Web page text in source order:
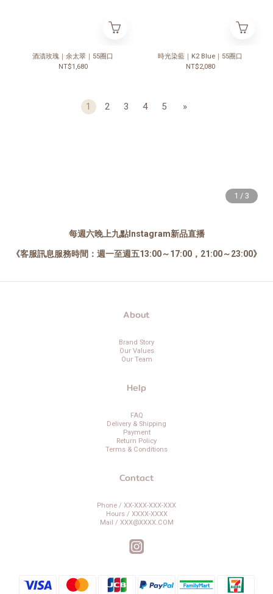
酒漬玫瑰｜余太翠｜55圈口
NT$1,680
時光染藍｜K2 Blue｜55圈口
NT$2,080
1 2 3 4 5 »
每週六晚上九點Instagram新品直播
《客服訊息服務時間：週一至週五13:00～17:00，21:00～23:00》
About
Brand Story
Our Values
Our Team
Help
FAQ
Delivery & Shipping
Payment
Return Policy
Terms & Conditions
Contact
Phone / XX-XXX-XXX-XXX
Hours / XXXX-XXXX
Mail / XXX@XXXX.COM